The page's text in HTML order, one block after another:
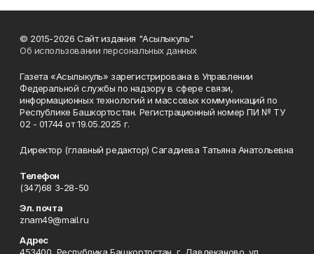
© 2015-2026 Сайт издания "Асылыкуль"
Об использовании персональных данных
Газета «Асылыкуль» зарегистрирована в Управлении
Федеральной службы по надзору в сфере связи,
информационных технологий и массовых коммуникаций по
Республике Башкортостан. Регистрационный номер ПИ № ТУ
02 - 01744 от 19.05.2025 г.
Директор (главный редактор) Сагадиева Татьяна Анатольевна
Телефон
(347)68 3-28-50
Эл. почта
znam49@mail.ru
Адрес